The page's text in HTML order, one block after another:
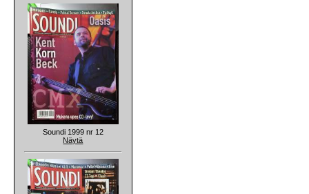
Soundi 1999 nr 12
Näytä